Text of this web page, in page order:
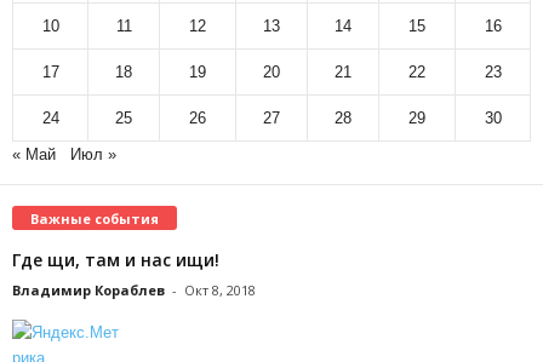
10 11 12 13 14 15 16
17 18 19 20 21 22 23
24 25 26 27 28 29
30
« Май
Июл »
Важные события
Где щи, там и нас ищи!
Владимир Кораблев - Окт 8, 2018